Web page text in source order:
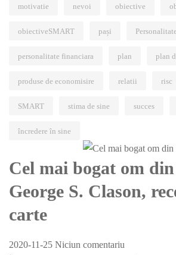
motivatie nevoi obiective
obiectiveSMART pași Personalitate
personalitate financiara plan plan
produse de economisire relatii risc
SMART stima de sine succes
încredere în sine
Cel mai bogat om
George S. Clason,
carte
2020-11-25 Niciun comentariu